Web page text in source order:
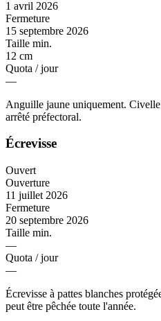
1 avril 2026
Fermeture
15 septembre 2026
Taille min.
12 cm
Quota / jour
—
Anguille jaune uniquement.
arrêté préfectoral.
Écrevisse
Ouvert
Ouverture
11 juillet 2026
Fermeture
20 septembre 2026
Taille min.
—
Quota / jour
—
Écrevisse à pattes blanches
peut être pêchée toute l'année.